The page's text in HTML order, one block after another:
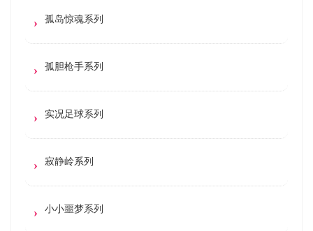
孤岛惊魂系列
孤胆枪手系列
实况足球系列
寂静岭系列
小小噩梦系列